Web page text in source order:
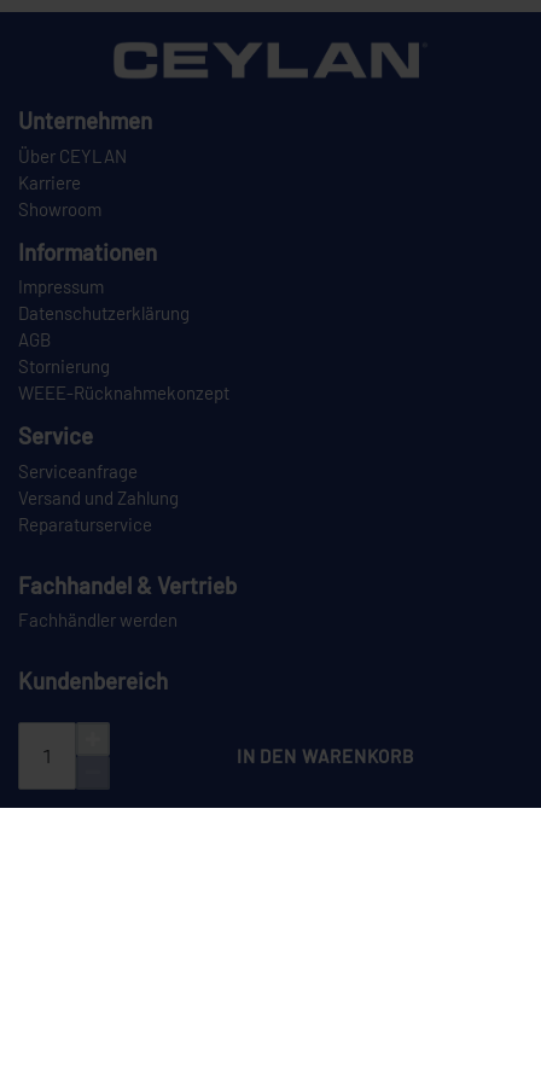
IN DEN WARENKORB
Unternehmen
Über CEYLAN
Karriere
Showroom
Informationen
Impressum
Datenschutzerklärung
AGB
Stornierung
WEEE-Rücknahmekonzept
Service
Serviceanfrage
Versand und Zahlung
Reparaturservice
Fachhandel & Vertrieb
Fachhändler werden
Kundenbereich